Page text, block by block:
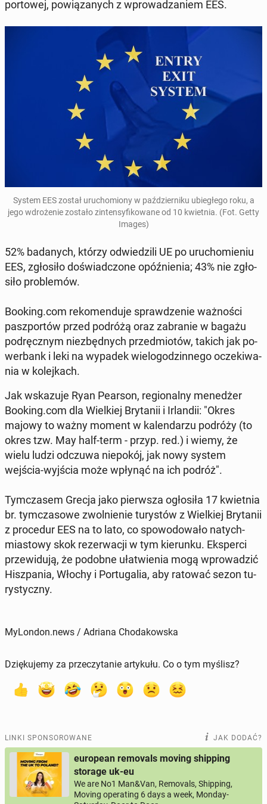
por­to­wej, po­wią­za­nych z wpro­wa­dza­niem EES.
System EES został uru­cho­mio­ny w paź­dzier­ni­ku ubie­głe­go roku, a
jego wdro­że­nie zostało zin­ten­sy­fi­ko­wa­ne od 10 kwiet­nia. (Fot. Getty
Images)
52% ba­da­nych, którzy od­wie­dzi­li UE po uru­cho­mie­niu
EES, zgło­si­ło do­świad­czo­ne opóź­nie­nia; 43% nie zgło­
si­ło pro­ble­mów.
Booking.com re­ko­men­du­je spraw­dze­nie waż­no­ści
pasz­por­tów przed podróżą oraz za­bra­nie w bagażu
pod­ręcz­nym nie­zbęd­nych przed­mio­tów, takich jak po­
wer­bank i leki na wypadek wie­lo­go­dzin­ne­go ocze­ki­wa­
nia w ko­lej­kach.
Jak wska­zu­je Ryan Pearson, re­gio­nal­ny me­ne­dżer
Booking.com dla Wiel­kiej Bry­ta­nii i Ir­lan­dii: "Okres
majowy to ważny moment w ka­len­da­rzu podróży (to
okres tzw. May half-term - przyp. red.) i wiemy, że
wielu ludzi odczuwa nie­po­kój, jak nowy system
wejścia-wyjścia może wpłynąć na ich podróż".
Tym­cza­sem Grecja jako pierw­sza ogło­si­ła 17 kwiet­nia
br. tym­cza­so­we zwol­nie­nie tu­ry­stów z Wiel­kiej Bry­ta­nii
z pro­ce­dur EES na to lato, co spo­wo­do­wa­ło na­tych­
mia­sto­wy skok re­zer­wa­cji w tym kie­run­ku. Eks­per­ci
prze­wi­du­ją, że podobne uła­twie­nia mogą wpro­wa­dzić
Hisz­pa­nia, Włochy i Por­tu­ga­lia, aby ratować sezon tu­
ry­stycz­ny.
MyLondon.news / Adriana Chodakowska
Dziękujemy za przeczytanie artykułu. Co o tym myślisz?
LINKI SPONSOROWANE JAK DODAĆ?
european removals moving shipping
storage uk-eu
We are No1 Man&Van, Removals, Shipping,
Moving operating 6 days a week, Monday-